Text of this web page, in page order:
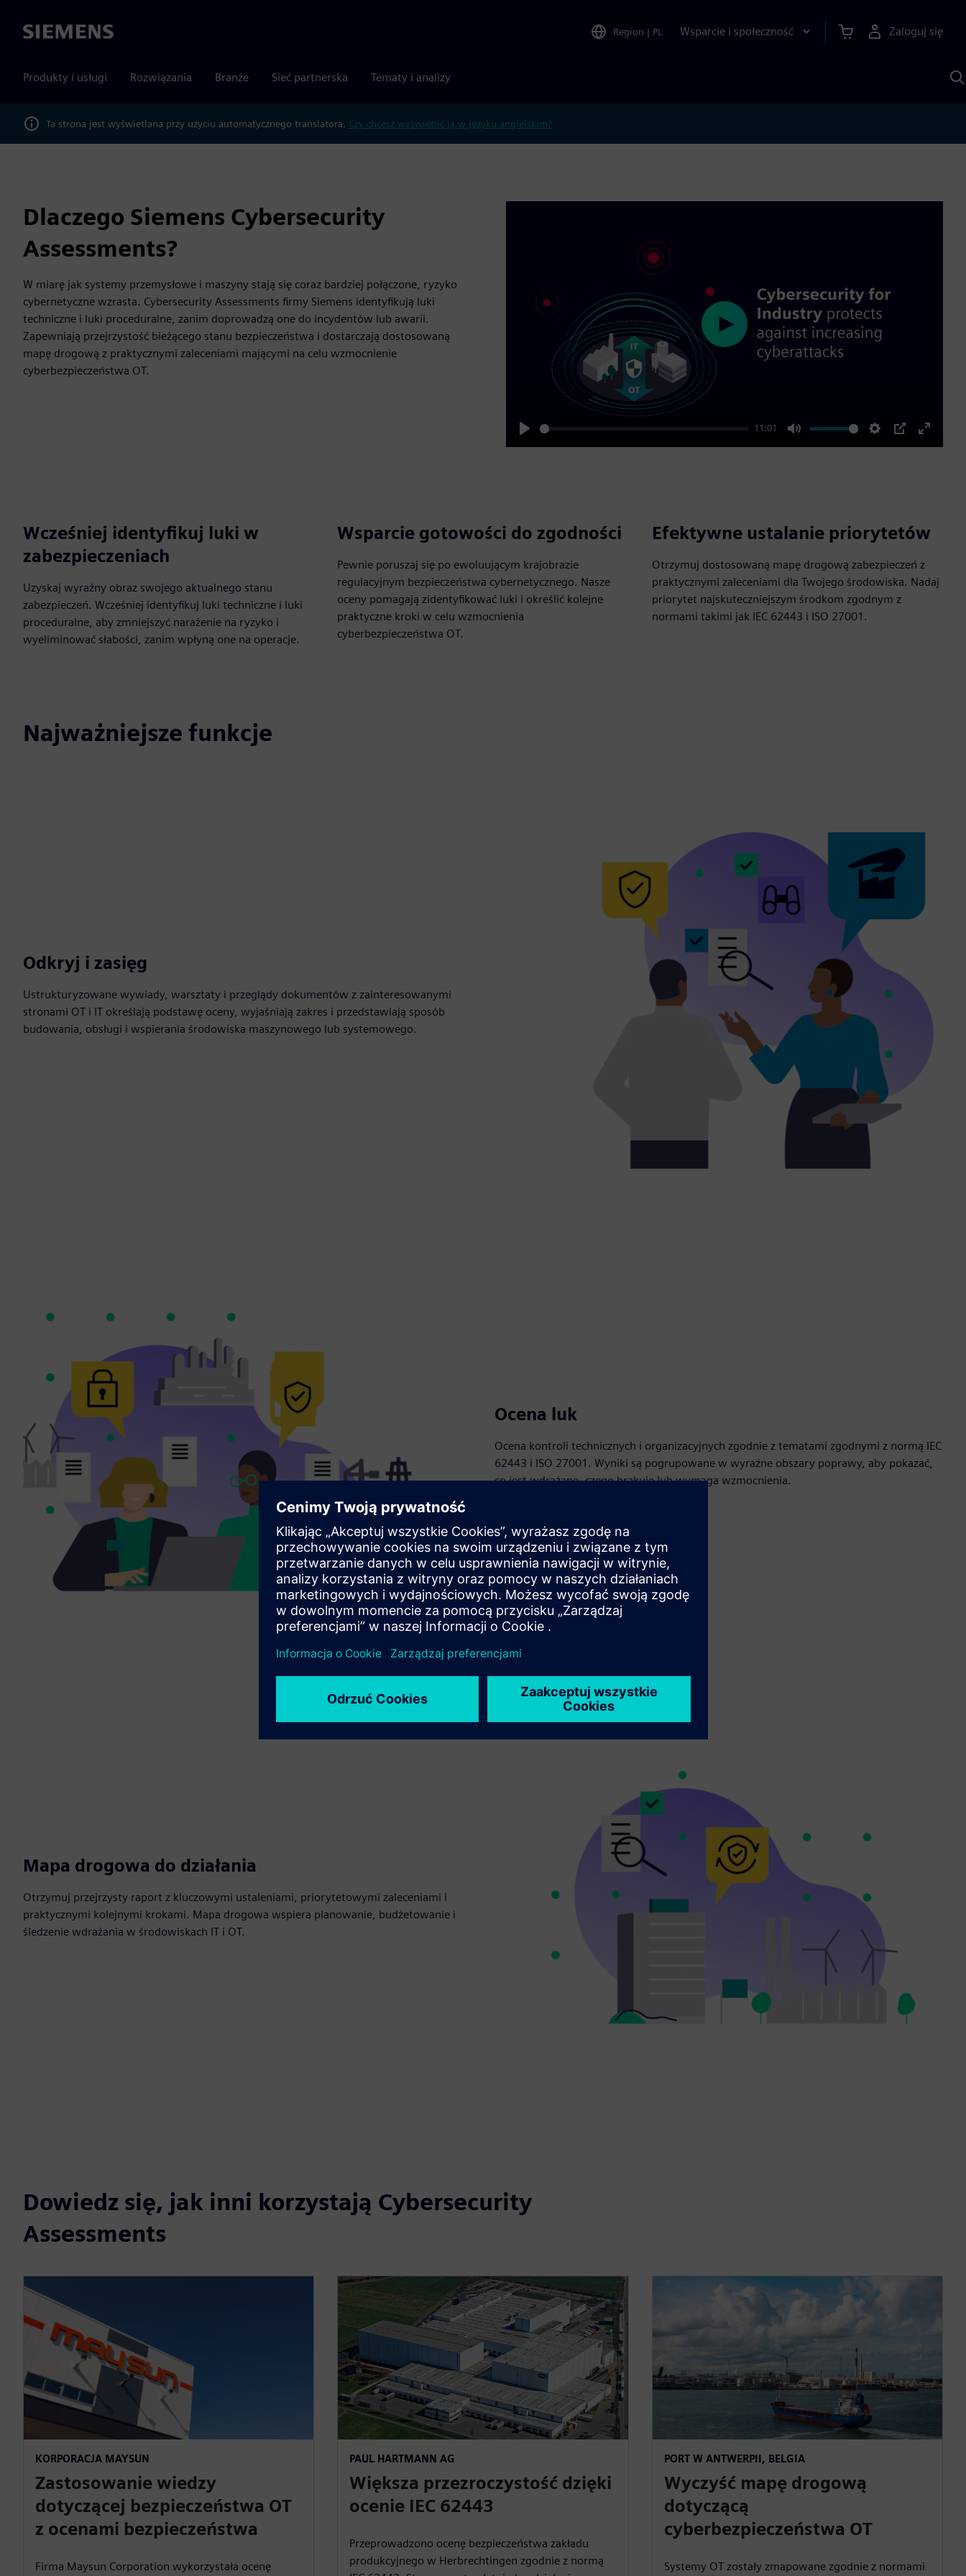
Siemens Region | PL Wsparcie i społeczność Zaloguj się
Produkty i usługi Rozwiązania Branże Sieć partnerska Tematy i analizy
Ta strona jest wyświetlana przy użyciu automatycznego translatora. Czy chcesz wyświetlić ją w języku angielskim?
Dlaczego Siemens Cybersecurity
Assessments?
W miarę jak systemy przemysłowe i maszyny stają się coraz bardziej połączone, ryzyko
cybernetyczne wzrasta. Cybersecurity Assessments firmy Siemens identyfikują luki
techniczne i luki proceduralne, zanim doprowadzą one do incydentów lub awarii.
Zapewniają przejrzystość bieżącego stanu bezpieczeństwa i dostarczają dostosowaną
mapę drogową z praktycznymi zaleceniami mającymi na celu wzmocnienie
cyberbezpieczeństwa OT.
Play
11:01
Mute Settings
PIP
Enter
Play
Wcześniej identyfikuj luki w
zabezpieczeniach
Uzyskaj wyraźny obraz swojego aktualnego stanu
zabezpieczeń. Wcześniej identyfikuj luki techniczne i luki
proceduralne, aby zmniejszyć narażenie na ryzyko i
wyeliminować słabości, zanim wpłyną one na operacje.
Wsparcie gotowości do zgodności
Pewnie poruszaj się po ewoluującym krajobrazie
regulacyjnym bezpieczeństwa cybernetycznego. Nasze
oceny pomagają zidentyfikować luki i określić kolejne
praktyczne kroki w celu wzmocnienia
cyberbezpieczeństwa OT.
Efektywne ustalanie priorytetów
Otrzymuj dostosowaną mapę drogową zabezpieczeń z
praktycznymi zaleceniami dla Twojego środowiska. Nadaj
priorytet najskuteczniejszym środkom zgodnym z
normami takimi jak IEC 62443 i ISO 27001.
Najważniejsze funkcje
Odkryj i zasięg
Ustrukturyzowane wywiady, warsztaty i przeglądy dokumentów z zainteresowanymi
stronami OT i IT określają podstawę oceny, wyjaśniają zakres i przedstawiają sposób
budowania, obsługi i wspierania środowiska maszynowego lub systemowego.
Ocena luk
Ocena kontroli technicznych i organizacyjnych zgodnie z tematami zgodnymi z normą IEC
62443 i ISO 27001. Wyniki są pogrupowane w wyraźne obszary poprawy, aby pokazać,
co jest wdrażane, czego brakuje lub wymaga wzmocnienia.
Mapa drogowa do działania
Otrzymuj przejrzysty raport z kluczowymi ustaleniami, priorytetowymi zaleceniami i
praktycznymi kolejnymi krokami. Mapa drogowa wspiera planowanie, budżetowanie i
śledzenie wdrażania w środowiskach IT i OT.
Dowiedz się, jak inni korzystają Cybersecurity
Assessments
KORPORACJA MAYSUN
Zastosowanie wiedzy
dotyczącej bezpieczeństwa OT
z ocenami bezpieczeństwa
Firma Maysun Corporation wykorzystała ocenę
PAUL HARTMANN AG
Większa przezroczystość dzięki
ocenie IEC 62443
Przeprowadzono ocenę bezpieczeństwa zakładu
produkcyjnego w Herbrechtingen zgodnie z normą
PORT W ANTWERPII, BELGIA
Wyczyść mapę drogową
dotyczącą
cyberbezpieczeństwa OT
Systemy OT zostały zmapowane zgodnie z normami